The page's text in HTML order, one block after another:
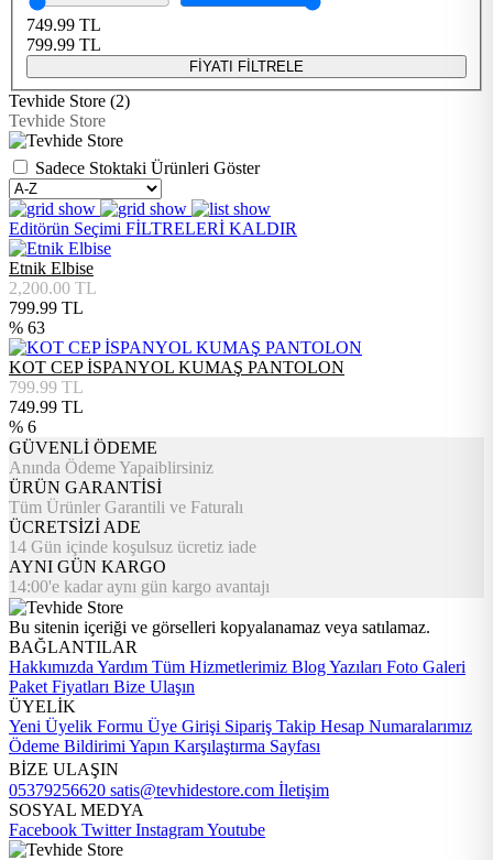
749.99 TL
799.99 TL
FİYATI FİLTRELE
Tevhide Store (2)
Tevhide Store
Sadece Stoktaki Ürünleri Göster
Editörün Seçimi FİLTRELERİ KALDIR
Etnik Elbise
2,200.00 TL
799.99 TL
% 63
KOT CEP İSPANYOL KUMAŞ PANTOLON
799.99 TL
749.99 TL
% 6
GÜVENLİ ÖDEME
Anında Ödeme Yapaiblirsiniz
ÜRÜN GARANTİSİ
Tüm Ürünler Garantili ve Faturalı
ÜCRETSİZİ ADE
14 Gün içinde koşulsuz ücretiz iade
AYNI GÜN KARGO
14:00'e kadar aynı gün kargo avantajı
Bu sitenin içeriği ve görselleri kopyalanamaz veya satılamaz.
BAĞLANTILAR
Hakkımızda Yardım Tüm Hizmetlerimiz Blog Yazıları Foto Galeri
Paket Fiyatları Bize Ulaşın
ÜYELİK
Yeni Üyelik Formu Üye Girişi Sipariş Takip Hesap Numaralarımız
Ödeme Bildirimi Yapın Karşılaştırma Sayfası
BİZE ULAŞIN
05379256620 satis@tevhidestore.com İletişim
SOSYAL MEDYA
Facebook TwitterInstagramYoutube